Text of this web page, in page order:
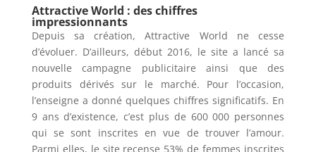
Attractive World : des chiffres
impressionnants
Depuis sa création, Attractive World ne cesse
d’évoluer. D’ailleurs, début 2016, le site a lancé sa
nouvelle campagne publicitaire ainsi que des
produits dérivés sur le marché. Pour l’occasion,
l’enseigne a donné quelques chiffres significatifs. En
9 ans d’existence, c’est plus de 600 000 personnes
qui se sont inscrites en vue de trouver l’amour.
Parmi elles, le site recense 53% de femmes inscrites